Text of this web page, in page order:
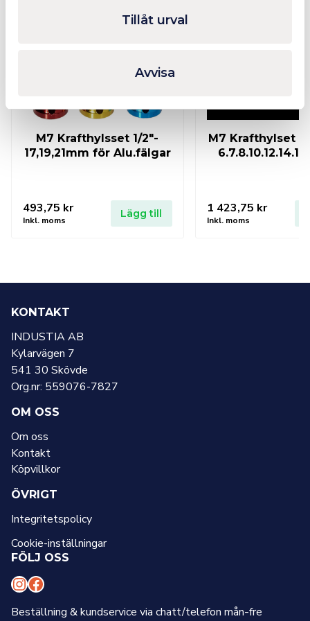
Tillåt urval
Avvisa
M7 Krafthylsset 1/2″-
17,19,21mm för Alu.fälgar
493,75 kr
Inkl. moms
Lägg till
M7 Krafthylset
1 423,75 kr
Inkl. moms
KONTAKT
INDUSTIA AB
Kylarvägen 7
541 30 Skövde
Org.nr: 559076-7827
OM OSS
Om oss
Kontakt
Köpvillkor
ÖVRIGT
Integritetspolicy
Cookie-inställningar
FÖLJ OSS
I
n
F
a
Beställning & kundservice via chatt/telefon mån-fre